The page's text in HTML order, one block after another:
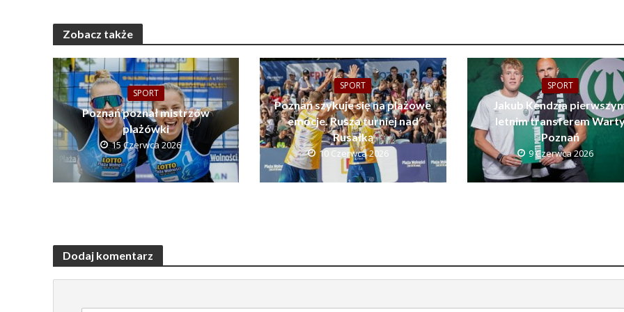
Zobacz także
SPORT
Poznań poznał mistrzów
plażówki
15 Czerwca 2026
SPORT
Poznań szykuje się na plażowe
emocje. Rusza turniej nad
Rusałką
10 Czerwca 2026
SPORT
Jakub Kendzia
letnim transferem
Poznań
9 Czerwca 2026
Dodaj komentarz